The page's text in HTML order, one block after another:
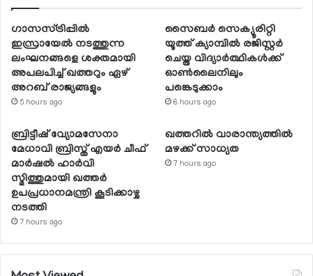
ഗാസസ്ട്രിപ്പില്‍
ഇസ്രായേല്‍ നടത്തുന്ന
ലംഘനങ്ങളെ ശക്തമായി
അപലപിച്ച് ഖത്തറും ഏഴ്
അറബ് രാജ്യങ്ങളും
5 hours ago
സൈബര്‍ സെക്യൂരിറ്റി
യൂത്ത് ക്യാമ്പില്‍ രജിസ്റ്റര്‍
ചെയ്ത വിദ്യാര്‍ത്ഥികള്‍ക്ക്
ഓണ്‍ലൈനിലും
പങ്കെടുക്കാം
6 hours ago
ബ്രിട്ടീഷ് വ്യോമസേനാ
മേധാവി ബ്രിസ്ത് എയര്‍ ചീഫ്
മാര്‍ഷല്‍ ഹാര്‍വി
സ്മിത്തുമായി ഖത്തര്‍
ഉപപ്രധാനമന്ത്രി കൂടിക്കാഴ്ച
നടത്തി
7 hours ago
ഖത്തറില്‍ വാരാന്ത്യത്തില്‍
മഴക്ക് സാധ്യത
7 hours ago